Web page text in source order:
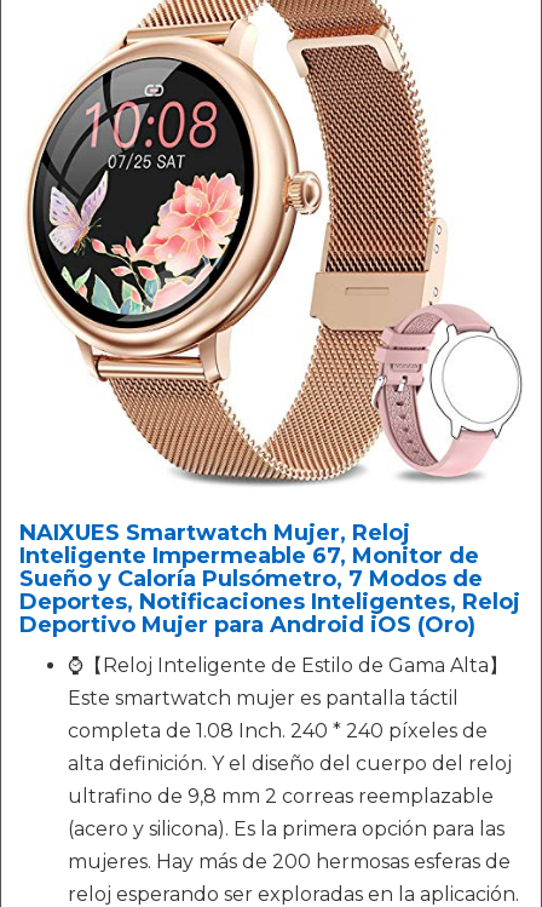
NAIXUES Smartwatch Mujer, Reloj
Inteligente Impermeable 67, Monitor de
Sueño y Caloría Pulsómetro, 7 Modos de
Deportes, Notificaciones Inteligentes, Reloj
Deportivo Mujer para Android iOS (Oro)
⌚【Reloj Inteligente de Estilo de Gama Alta】
Este smartwatch mujer es pantalla táctil
completa de 1.08 Inch. 240 * 240 píxeles de
alta definición. Y el diseño del cuerpo del reloj
ultrafino de 9,8 mm 2 correas reemplazable
(acero y silicona). Es la primera opción para las
mujeres. Hay más de 200 hermosas esferas de
reloj esperando ser exploradas en la aplicación.